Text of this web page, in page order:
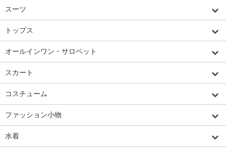
スーツ
トップス
オールインワン・サロペット
スカート
コスチューム
ファッション小物
水着